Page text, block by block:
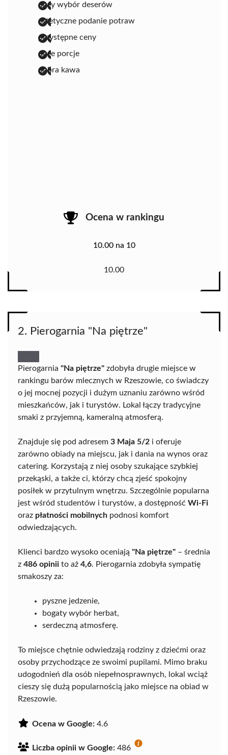
duży wybór deserów
estetyczne podanie potraw
przystępne ceny
duże porcje
dobra kawa
Ocena w rankingu
10.00 na 10
10.00
2. Pierogarnia "Na piętrze"
Pierogarnia "Na piętrze" zdobyła drugie miejsce w
rankingu barów mlecznych w Rzeszowie, co świadczy
o jej mocnej pozycji i dużym uznaniu zarówno wśród
mieszkańców, jak i turystów. Lokal łączy tradycyjne
smaki z przyjemną, kameralną atmosferą.
Znajduje się pod adresem 3 Maja 5/2 i oferuje
zarówno obiady na miejscu, jak i dania na wynos oraz
catering. Korzystają z niej osoby szukające szybkiej
przekąski, a także ci, którzy chcą zjeść spokojny
posiłek w przytulnym wnętrzu. Szczególnie popularna
jest wśród studentów i turystów, a dostępność Wi-Fi
oraz płatności mobilnych podnosi komfort
odwiedzających.
Klienci bardzo wysoko oceniają "Na piętrze" – średnia
z 486 opinii to aż 4,6. Pierogarnia zdobyła sympatię
smakoszy za:
pyszne jedzenie,
bogaty wybór herbat,
serdeczną atmosferę.
To miejsce chętnie odwiedzają rodziny z dziećmi oraz
osoby przychodzące ze swoimi pupilami. Mimo braku
udogodnień dla osób niepełnosprawnych, lokal wciąż
cieszy się dużą popularnością jako miejsce na obiad w
Rzeszowie.
Ocena w Google: 4.6
Liczba opinii w Google: 486